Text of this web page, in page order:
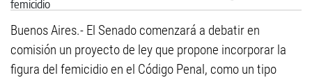
Buenos Aires.- El Senado comenzará a debatir en
comisión un proyecto de ley que propone incorporar la
figura del femicidio en el Código Penal, como un tipo